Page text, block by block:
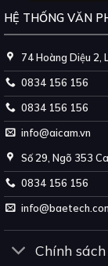
HỆ THỐNG VĂN
74 Hoàng Diệu 2,
0834 156 156
0834 156 156
info@aicam.vn
Số 29, Ngõ 353
0834 156 156
Chính sách